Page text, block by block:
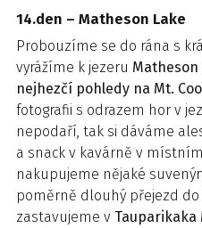
14.den – Matheson Lake
Probouzíme se do rána s
vyrážíme k jezeru Matheson
nejhezčí pohledy na Mt.
fotografii s odrazem hor v
nepodaří, tak si dáváme
a snack v kavárně v
nakupujeme nějaké
poměrně dlouhý přejezd
zastavujeme v Tauparikaka